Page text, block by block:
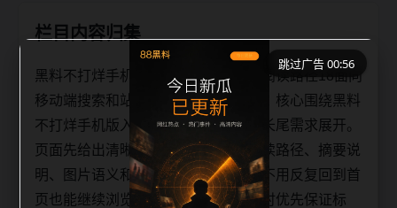
栏目内容归集
黑料不打烊手机版入口实时更新专题阅读路径18面向
移动端搜索和站内连续阅读场景整理，核心围绕黑料
不打烊手机版入口、实时更新和相关长尾需求展开。
页面先给出清晰主题，再补充专题阅读路径、摘要说
明、图片语义和可点击入口，让用户不用反复回到首
页也能继续浏览同类内容。每日更新时优先保证标
跳过广告 00:56